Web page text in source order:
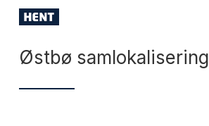
Skip
main
contentØstbø samlokalisering